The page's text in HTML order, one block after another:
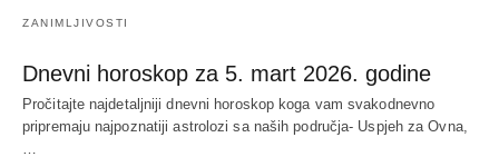
ZANIMLJIVOSTI
Dnevni horoskop za 5. mart 2026. godine
Pročitajte najdetaljniji dnevni horoskop koga vam svakodnevno
pripremaju najpoznatiji astrolozi sa naših područja- Uspjeh za Ovna,